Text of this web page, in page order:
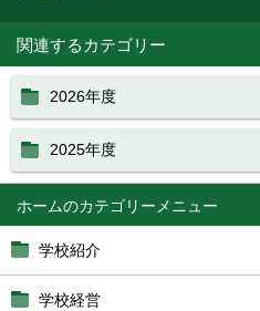
ホーム
学校紹介
学校経営
関連するカテゴリー
2026年度
2025年度